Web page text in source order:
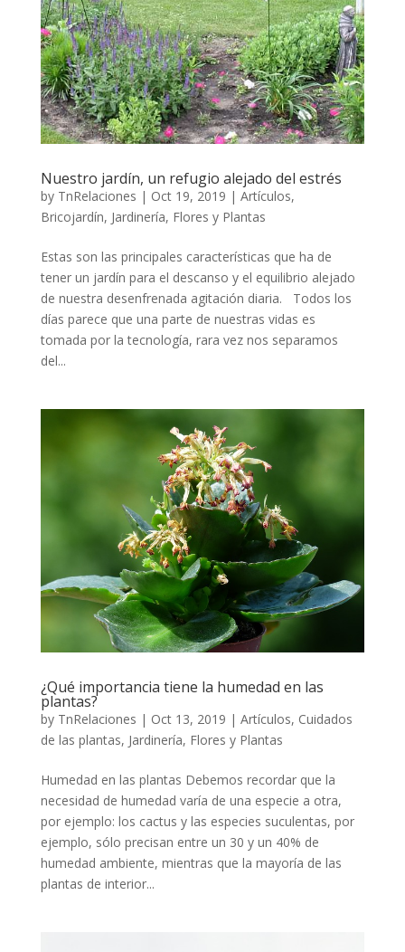
Nuestro jardín, un refugio alejado del estrés
by TnRelaciones | Oct 19, 2019 | Artículos,
Bricojardín, Jardinería, Flores y Plantas
Estas son las principales características que ha de
tener un jardín para el descanso y el equilibrio alejado
de nuestra desenfrenada agitación diaria. Todos los
días parece que una parte de nuestras vidas es
tomada por la tecnología, rara vez nos separamos
del...
¿Qué importancia tiene la humedad en las
plantas?
by TnRelaciones | Oct 13, 2019 | Artículos, Cuidados
de las plantas, Jardinería, Flores y Plantas
Humedad en las plantas Debemos recordar que la
necesidad de humedad varía de una especie a otra,
por ejemplo: los cactus y las especies suculentas, por
ejemplo, sólo precisan entre un 30 y un 40% de
humedad ambiente, mientras que la mayoría de las
plantas de interior...